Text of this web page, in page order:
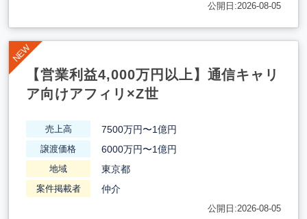
公開日:2026-08-05
【営業利益4,000万円以上】通信キャリ
ア向けアフィリ×Z世
売上高 7500万円〜1億円
譲渡価格 6000万円〜1億円
地域 東京都
案件掲載者 仲介
公開日:2026-08-05